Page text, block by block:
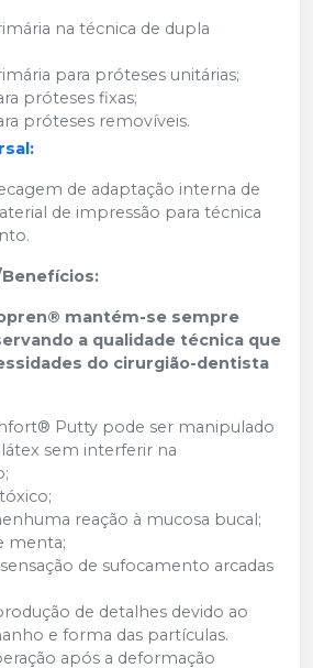
na técnica de dupla
para próteses unitárias;
próteses fixas;
próteses removíveis.
de adaptação interna de
de impressão para técnica
mantém-se sempre
a qualidade técnica que
do cirurgião-dentista
Putty pode ser manipulado
sem interferir na
reação à mucosa bucal;
menta;
de sufocamento arcadas
de detalhes devido ao
e forma das partículas.
após a deformação